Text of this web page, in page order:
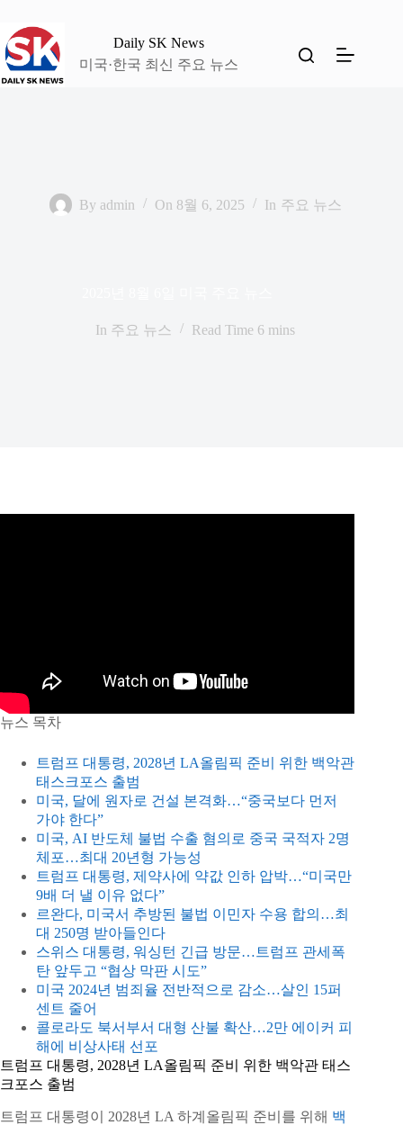
으
로
건
Daily SK News
미국·한국 최신 주요 뉴스
By admin On 8월 6, 2025 In 주요 뉴스
In 주요 뉴스 Read Time 6 mins
뉴스 목차
트럼프 대통령, 2028년 LA올림픽 준비 위한 백악관
태스크포스 출범
미국, 달에 원자로 건설 본격화…“중국보다 먼저
가야 한다”
미국, AI 반도체 불법 수출 혐의로 중국 국적자 2명
체포…최대 20년형 가능성
트럼프 대통령, 제약사에 약값 인하 압박…“미국만
9배 더 낼 이유 없다”
르완다, 미국서 추방된 불법 이민자 수용 합의…최
대 250명 받아들인다
스위스 대통령, 워싱턴 긴급 방문…트럼프 관세폭
탄 앞두고 “협상 막판 시도”
미국 2024년 범죄율 전반적으로 감소…살인 15퍼
센트 줄어
콜로라도 북서부서 대형 산불 확산…2만 에이커 피
해에 비상사태 선포
트럼프 대통령, 2028년 LA올림픽 준비 위한 백악관 태스
크포스 출범
트럼프 대통령이 2028년 LA 하계올림픽 준비를 위해 백